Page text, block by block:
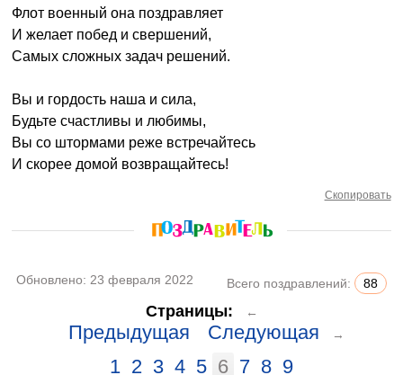
Флот военный она поздравляет
И желает побед и свершений,
Самых сложных задач решений.
Вы и гордость наша и сила,
Будьте счастливы и любимы,
Вы со штормами реже встречайтесь
И скорее домой возвращайтесь!
Скопировать
Обновлено: 23 февраля 2022 Всего поздравлений: 88
Страницы: ←
Предыдущая Следующая →
1 2 3 4 5 6 7 8 9